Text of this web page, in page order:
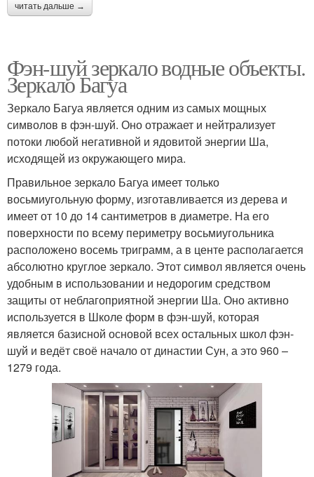
читать дальше →
Фэн-шуй зеркало водные объекты.
Зеркало Багуа
Зеркало Багуа является одним из самых мощных
символов в фэн-шуй. Оно отражает и нейтрализует
потоки любой негативной и ядовитой энергии Ша,
исходящей из окружающего мира.
Правильное зеркало Багуа имеет только
восьмиугольную форму, изготавливается из дерева и
имеет от 10 до 14 сантиметров в диаметре. На его
поверхности по всему периметру восьмиугольника
расположено восемь триграмм, а в центе располагается
абсолютно круглое зеркало. Этот символ является очень
удобным в использовании и недорогим средством
защиты от неблагоприятной энергии Ша. Оно активно
используется в Школе форм в фэн-шуй, которая
является базисной основой всех остальных школ фэн-
шуй и ведёт своё начало от династии Сун, а это 960 –
1279 года.